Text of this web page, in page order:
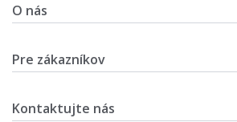
O nás
Pre zákazníkov
Kontaktujte nás